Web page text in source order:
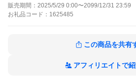
活用し、精米のプロが長年の技術で丁寧
ブレンド米です。
見た目より「味」と「家計」を重視され
“もったいない”を“美味しい”に変える、
ぜひご家庭でご賞味ください。
販売期間： 2025/5/29 0:00〜2099/12/31 23:59
お礼品 コード： 1625485
この商品を共有
アフィリエイトで